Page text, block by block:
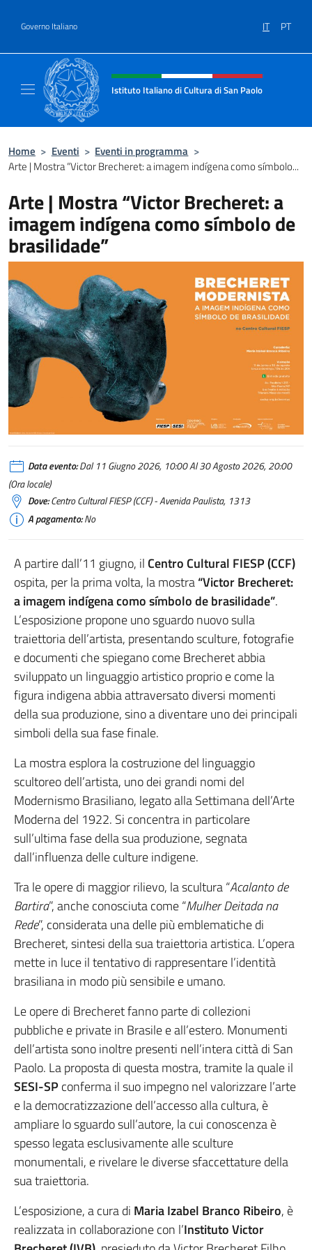
Governo Italiano IT PT
Intestazione sito, social e menù
Istituto Italiano di Cultura di San Paolo
Home > Eventi > Eventi in programma >
Arte | Mostra “Victor Brecheret: a imagem indígena como símbolo...
Arte | Mostra “Victor Brecheret: a
imagem indígena como símbolo de
brasilidade”
Data evento:Dal 11 Giugno 2026, 10:00 Al 30 Agosto 2026, 20:00
(Ora locale)
Dove:Centro Cultural FIESP (CCF) - Avenida Paulista, 1313
A pagamento:No
A partire dall’11 giugno, il Centro Cultural FIESP (CCF)
ospita, per la prima volta, la mostra“Victor Brecheret:
a imagem indígena como símbolo de brasilidade”.
L’esposizione propone uno sguardo nuovo sulla
traiettoria dell’artista, presentando sculture, fotografie
e documenti che spiegano come Brecheret abbia
sviluppato un linguaggio artistico proprio e come la
figura indigena abbia attraversato diversi momenti
della sua produzione, sino a diventare uno dei principali
simboli della sua fase finale.
La mostra esplora la costruzione del linguaggio
scultoreo dell’artista, uno dei grandi nomi del
Modernismo Brasiliano, legato alla Settimana dell’Arte
Moderna del 1922. Si concentra in particolare
sull’ultima fase della sua produzione, segnata
dall’influenza delle culture indigene.
Tra le opere di maggior rilievo, la scultura “Acalanto de
Bartira”, anche conosciuta come “Mulher Deitada na
Rede”, considerata una delle più emblematiche di
Brecheret, sintesi della sua traiettoria artistica. L’opera
mette in luce il tentativo di rappresentare l’identità
brasiliana in modo più sensibile e umano.
Le opere di Brecheret fanno parte di collezioni
pubbliche e private in Brasile e all’estero. Monumenti
dell’artista sono inoltre presenti nell’intera città di San
Paolo. La proposta di questa mostra, tramite la quale il
SESI-SPconferma il suo impegno nel valorizzare l’arte
e la democratizzazione dell’accesso alla cultura, è
ampliare lo sguardo sull’autore, la cui conoscenza è
spesso legata esclusivamente alle sculture
monumentali, e rivelare le diverse sfaccettature della
sua traiettoria.
L’esposizione, a cura di Maria Izabel Branco Ribeiro, è
realizzata in collaborazione con l’Instituto Victor